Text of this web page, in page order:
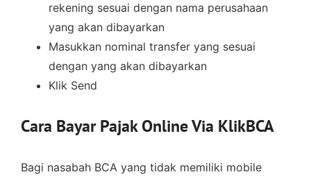
rekening sesuai dengan nama perusahaan
yang akan dibayarkan
Masukkan nominal transfer yang sesuai
dengan yang akan dibayarkan
Klik Send
Cara Bayar Pajak Online Via KlikBCA
Bagi nasabah BCA yang tidak memiliki mobile